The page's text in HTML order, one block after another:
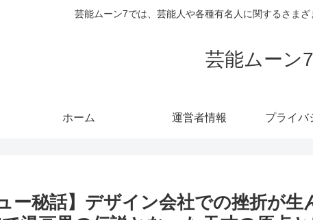
芸能ムーン7では、芸能人や各種有名人に関するさまざ
芸能ムーン7
ホーム 運営者情報 プライバ
ー秘話】デザイン会社での挫折が生